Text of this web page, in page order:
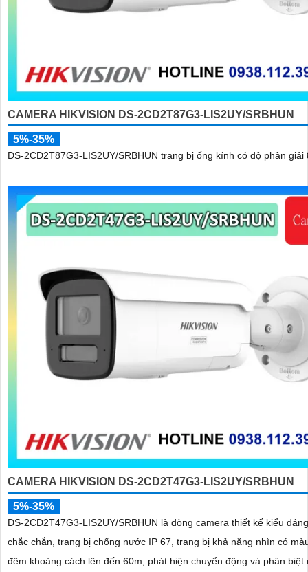
CAMERA HIKVISION DS-2CD2T87G3-LIS2UY/SRBHUN
5%-35%
DS-2CD2T87G3-LIS2UY/SRBHUN trang bị ống kính có độ phân giải
CAMERA HIKVISION DS-2CD2T47G3-LIS2UY/SRBHUN
5%-35%
DS-2CD2T47G3-LIS2UY/SRBHUN là dòng camera thiết kế kiểu
chắc chắn, trang bị chống nước IP 67, trang bị khả năng nhìn có màu vào ban
đêm khoảng cách lên đến 60m, phát hiện chuyển động và phân biệt